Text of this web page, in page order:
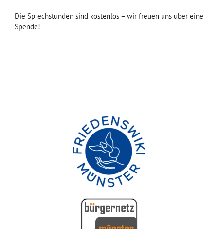
Die Sprechstunden sind kostenlos – wir freuen uns über eine
Spende!